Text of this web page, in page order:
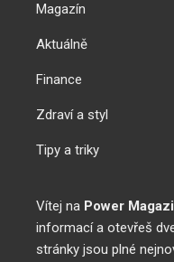
Magazín
Aktuálně
Finance
Zdraví a styl
Tipy a triky
Vítej na Power
informací a otevřeš
stránky jsou plné